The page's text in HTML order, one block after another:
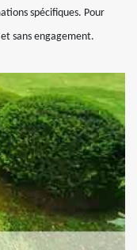
spécifiques. Pour
sans engagement.